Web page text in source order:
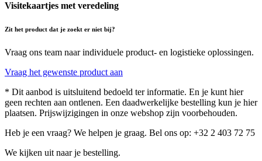
Visitekaartjes met veredeling
Zit het product dat je zoekt er niet bij?
Vraag ons team naar individuele product- en logistieke oplossingen.
Vraag het gewenste product aan
* Dit aanbod is uitsluitend bedoeld ter informatie. En je kunt hier
geen rechten aan ontlenen. Een daadwerkelijke bestelling kun je hier
plaatsen. Prijswijzigingen in onze webshop zijn voorbehouden.
Heb je een vraag? We helpen je graag. Bel ons op: +32 2 403 72 75
We kijken uit naar je bestelling.